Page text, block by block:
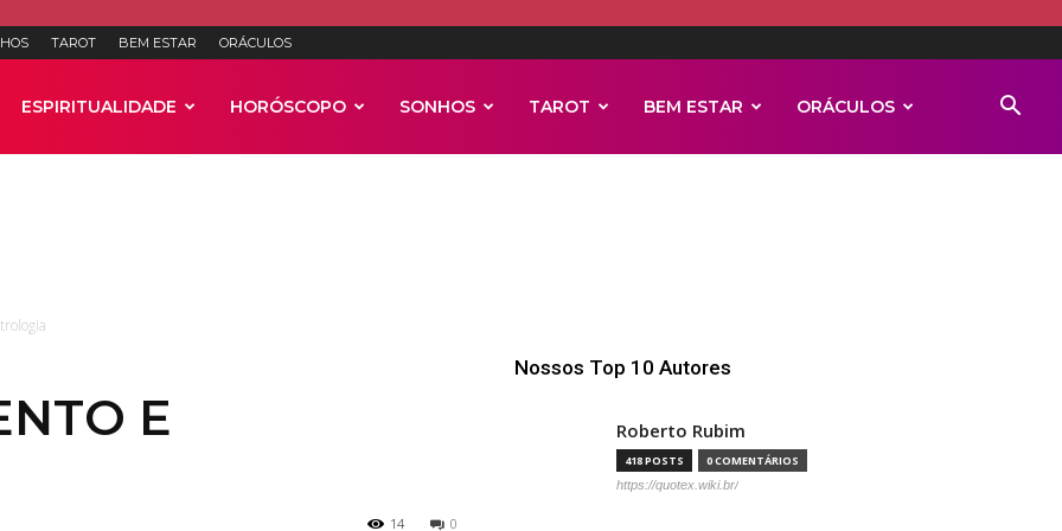
TAROT BEM ESTAR ORÁCULOS
ESPIRITUALIDADE HORÓSCOPO SONHOS TAROT BEM ESTAR ORÁCULOS
E
0
14
Nossos Top 10 Autores
Roberto Rubim
418 POSTS 0 COMENTÁRIOS
https://quotex.wiki.br/